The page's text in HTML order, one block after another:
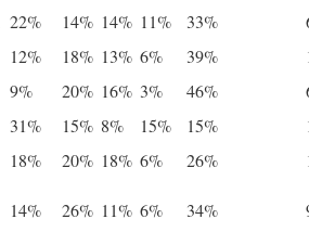
22% 14% 14% 11% 33%
12% 18% 13% 6% 39%
9% 20% 16% 3% 46%
31% 15% 8% 15% 15%
18% 20% 18% 6% 26%
14% 26% 11% 6% 34%